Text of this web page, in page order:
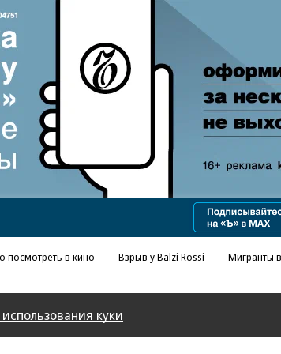
посмотреть в кино Взрыв у Balzi Rossi Мигранты
куки